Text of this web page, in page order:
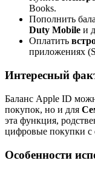
Books.
Пополнить
Duty Mobile и
Оплатить
приложениях
Интересный
Баланс Apple ID
покупок, но и для
эта функция,
цифровые покупки с
Особенности